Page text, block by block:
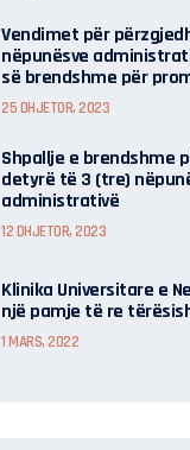
Vendimet për
nëpunësve
së brendshme për
25 DHJETOR, 2023
Shpallje e brendshme
detyrë të 3 (tre)
administrativë
12 DHJETOR, 2023
Klinika Universitare e
një pamje të re
1 MARS, 2022